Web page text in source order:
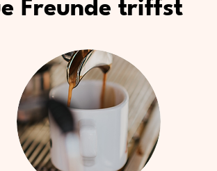
Freunde triffst